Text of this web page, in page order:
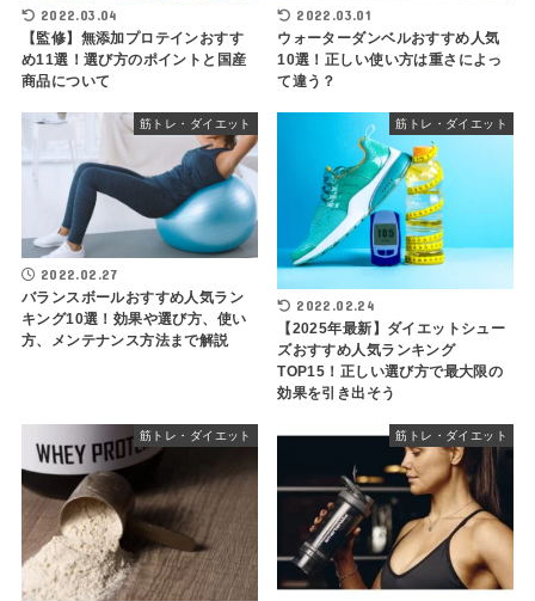
2022.03.04
【監修】無添加プロテインおすす
め11選！選び方のポイントと国産
商品について
2022.03.01
ウォーターダンベルおすすめ人気
10選！正しい使い方は重さによっ
て違う？
筋トレ・ダイエット
2022.02.27
バランスボールおすすめ人気ラン
キング10選！効果や選び方、使い
方、メンテナンス方法まで解説
筋トレ・ダイエット
2022.02.24
【2025年最新】ダイエットシュー
ズおすすめ人気ランキング
TOP15！正しい選び方で最大限の
効果を引き出そう
筋トレ・ダイエット 筋トレ・ダイエット